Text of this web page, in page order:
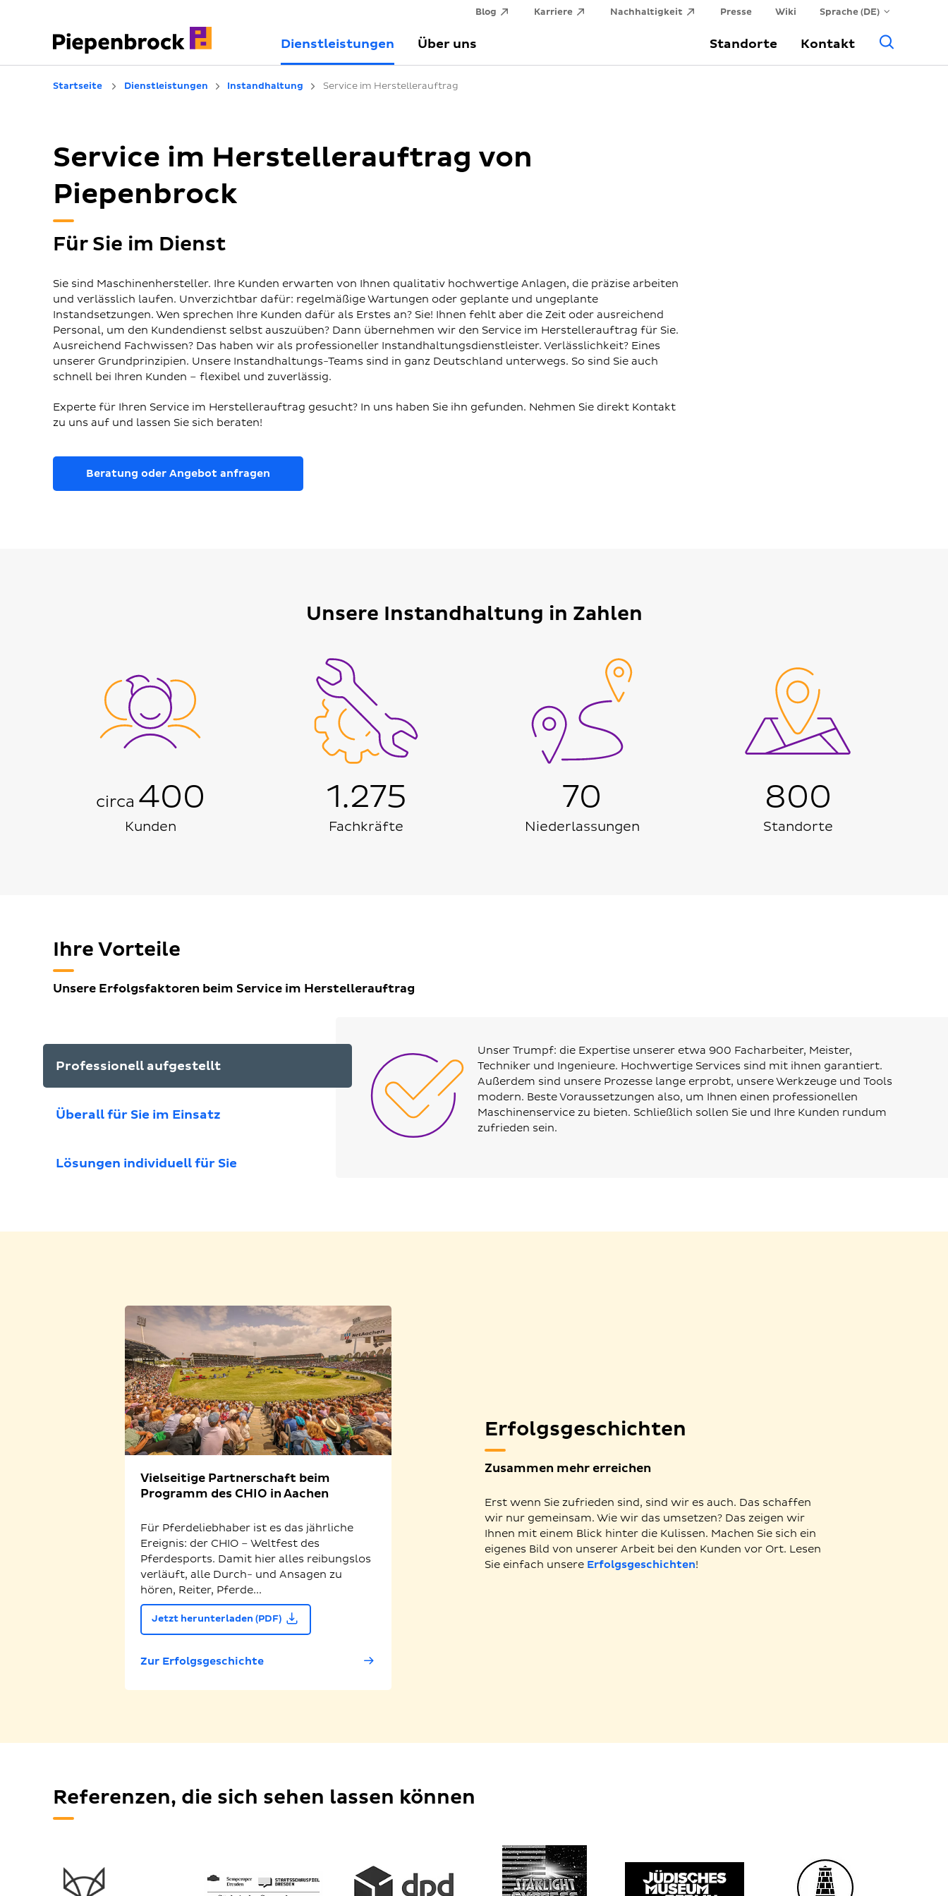
Blog Karriere Nachhaltigkeit Presse Wiki Sprache (DE)
Dienstleistungen Über uns Standorte Kontakt
Startseite Dienstleistungen Instandhaltung Service im Herstellerauftrag
Service im Herstellerauftrag von
Piepenbrock
Für Sie im Dienst
Sie sind Maschinenhersteller. Ihre Kunden erwarten von Ihnen qualitativ hochwertige Anlagen, die präzise arbeiten
und verlässlich laufen. Unverzichtbar dafür: regelmäßige Wartungen oder geplante und ungeplante
Instandsetzungen. Wen sprechen Ihre Kunden dafür als Erstes an? Sie! Ihnen fehlt aber die Zeit oder ausreichend
Personal, um den Kundendienst selbst auszuüben? Dann übernehmen wir den Service im Herstellerauftrag für Sie.
Ausreichend Fachwissen? Das haben wir als professioneller Instandhaltungsdienstleister. Verlässlichkeit? Eines
unserer Grundprinzipien. Unsere Instandhaltungs-Teams sind in ganz Deutschland unterwegs. So sind Sie auch
schnell bei Ihren Kunden – flexibel und zuverlässig.
Experte für Ihren Service im Herstellerauftrag gesucht? In uns haben Sie ihn gefunden. Nehmen Sie direkt Kontakt
zu uns auf und lassen Sie sich beraten!
Beratung oder Angebot anfragen
Unsere Instandhaltung in Zahlen
circa 400
Kunden
1.275
Fachkräfte
70
Niederlassungen
800
Standorte
Ihre Vorteile
Unsere Erfolgsfaktoren beim Service im Herstellerauftrag
Professionell aufgestellt
Überall für Sie im Einsatz
Lösungen individuell für Sie
Unser Trumpf: die Expertise unserer etwa 900 Facharbeiter, Meister,
Techniker und Ingenieure. Hochwertige Services sind mit ihnen garantiert.
Außerdem sind unsere Prozesse lange erprobt, unsere Werkzeuge und Tools
modern. Beste Voraussetzungen also, um Ihnen einen professionellen
Maschinenservice zu bieten. Schließlich sollen Sie und Ihre Kunden rundum
zufrieden sein.
Vielseitige Partnerschaft beim
Programm des CHIO in Aachen
Für Pferdeliebhaber ist es das jährliche
Ereignis: der CHIO – Weltfest des
Pferdesports. Damit hier alles reibungslos
verläuft, alle Durch- und Ansagen zu
hören, Reiter, Pferde...
Jetzt herunterladen (PDF)
Zur Erfolgsgeschichte
Erfolgsgeschichten
Zusammen mehr erreichen
Erst wenn Sie zufrieden sind, sind wir es auch. Das schaffen
wir nur gemeinsam. Wie wir das umsetzen? Das zeigen wir
Ihnen mit einem Blick hinter die Kulissen. Machen Sie sich ein
eigenes Bild von unserer Arbeit bei den Kunden vor Ort. Lesen
Sie einfach unsere Erfolgsgeschichten!
Referenzen, die sich sehen lassen können